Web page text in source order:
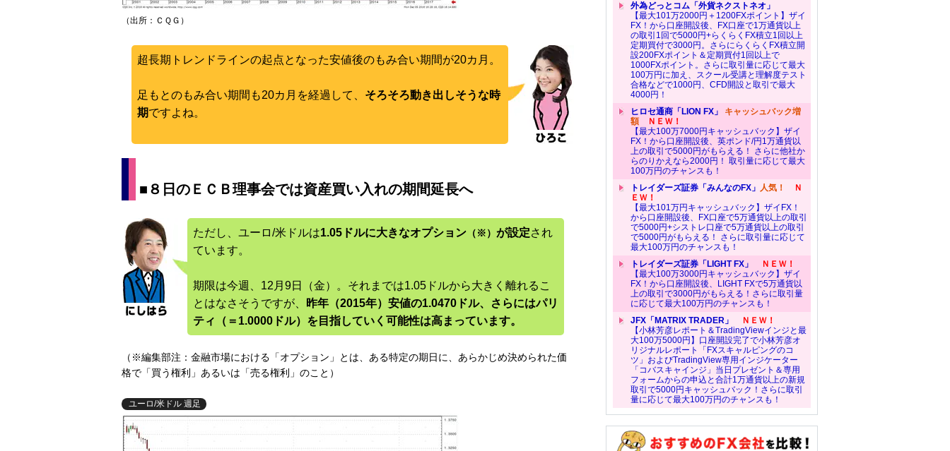
（出所：ＣＱＧ）
超長期トレンドラインの起点となった安値後のもみ合い期間が20カ月。
足もとのもみ合い期間も20カ月を経過して、 そろそろ動き出しそうな時
期ですよね。
■８日のＥＣＢ理事会では資産買い入れの期間延長へ
ただし、ユーロ/米ドルは1.05ドルに大きなオプション （※） が設定され
ています。
期限は今週、12月9日（金）。それまでは1.05ドルから大きく離れるこ
とはなさそうですが、
昨年（2015年）安値の1.0470ドル、さらにはパリ
ティ（＝1.0000ドル）を目指していく可能性は高まっています。
（※編集部注：金融市場における「オプション」とは、ある特定の期日に、あらかじめ決められた価
格で「買う権利」あるいは「売る権利」のこと）
ユーロ/米ドル 週足
外為どっとコム「外貨ネクストネオ」
【最大101万2000円＋1200FXポイント】ザイ
FX！から口座開設後、FX口座で1万通貨以上
の取引1回で5000円+らくらくFX積立1回以上
定期買付で3000円。さらにらくらくFX積立開
設200FXポイント＆定期買付1回以上で
1000FXポイント。さらに取引量に応じて最大
100万円に加え、スクール受講と理解度テスト
合格などで1000円、CFD開設と取引で最大
4000円！
ヒロセ通商「LION FX」 キャッシュバック増
額ＮＥＷ！
【最大100万7000円キャッシュバック】ザイ
FX！から口座開設後、英ポンド/円1万通貨以
上の取引で5000円がもらえる！ さらに他社か
らのりかえなら2000円！ 取引量に応じて最大
100万円のチャンスも！
トレイダーズ証券「みんなのFX」 人気！
Ｎ
ＥＷ！
【最大101万円キャッシュバック】ザイFX！
から口座開設後、FX口座で5万通貨以上の取引
で5000円+シストレ口座で5万通貨以上の取引
で5000円がもらえる！ さらに取引量に応じて
最大100万円のチャンスも！
トレイダーズ証券「LIGHT FX」
ＮＥＷ！
【最大100万3000円キャッシュバック】ザイ
FX！から口座開設後、LIGHT FXで5万通貨以
上の取引で3000円がもらえる！さらに取引量
に応じて最大100万円のチャンスも！
JFX「MATRIX TRADER」
ＮＥＷ！
【小林芳彦レポート＆TradingViewインジと最
大100万5000円】口座開設完了で小林芳彦オ
リジナルレポート「FXスキャルピングのコ
ツ」およびTradingView専用インジケーター
「コバスキャインジ」当日プレゼント＆専用
フォームからの申込と合計1万通貨以上の新規
取引で5000円キャッシュバック！さらに取引
量に応じて最大100万円のチャンスも！